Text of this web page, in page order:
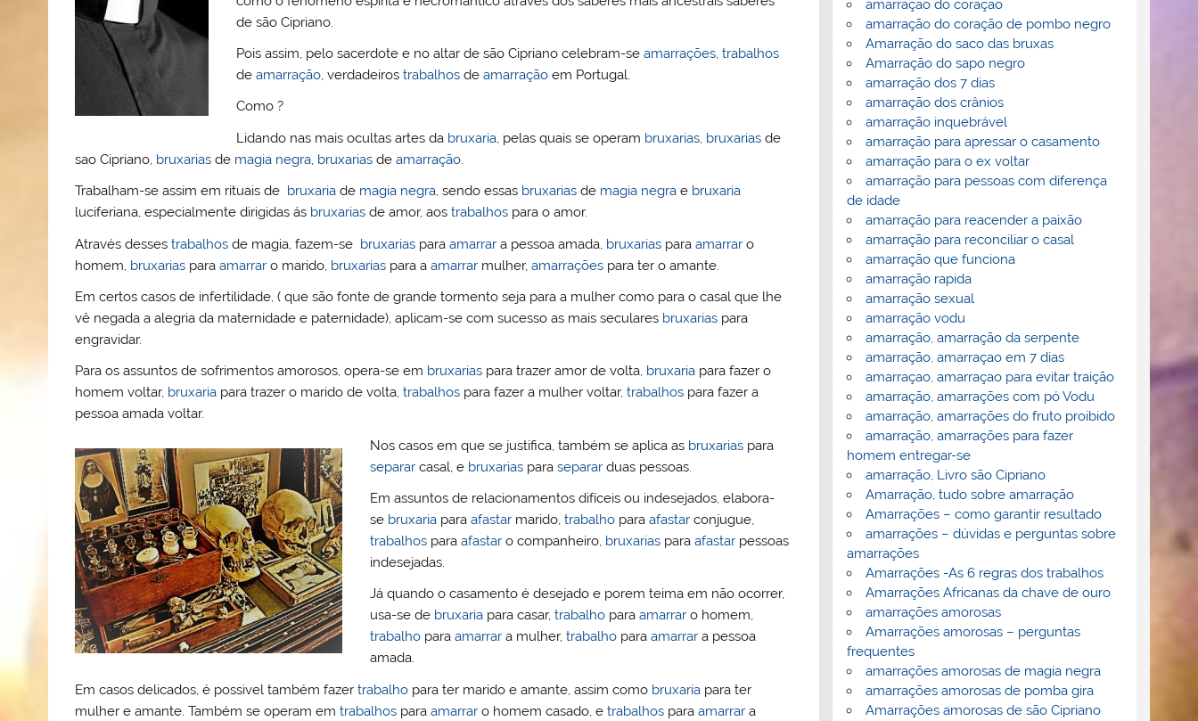
o
M
ai
st A
p
p
e
ss
k.
c
o
n
de são Cipriano.
Pois assim, pelo sacerdote e no altar de são Cipriano celebram-se amarrações, trabalhos
de amarração, verdadeiros trabalhosde amarraçãoem Portugal.
Como ?
Lidando nas mais ocultas artes da bruxaria, pelas quais se operam bruxarias, bruxariasde
sao Cipriano, bruxarias de magia negra, bruxarias deamarração.
Trabalham-se assim em rituais de bruxaria de magia negra, sendo essas bruxarias de magia negra e bruxaria
luciferiana, especialmente dirigidas ás bruxarias de amor, aostrabalhos para o amor.
Através dessestrabalhos de magia, fazem-se bruxarias paraamarrar a pessoa amada, bruxarias paraamarrar o
homem, bruxarias paraamarrar o marido, bruxarias para aamarrar mulher,amarrações para ter o amante.
Em certos casos de infertilidade, ( que são fonte de grande tormento seja para a mulher como para o casal que lhe
vê negada a alegria da maternidade e paternidade), aplicam-se com sucesso as mais seculares bruxarias para
engravidar.
Para os assuntos de sofrimentos amorosos, opera-se em bruxarias para trazer amor de volta, bruxaria para fazer o
homem voltar, bruxaria para trazer o marido de volta,trabalhos para fazer a mulher voltar,trabalhos para fazer a
pessoa amada voltar.
Nos casos em que se justifica, também se aplica as bruxariaspara
separarcasal, e bruxariaspara separarduas pessoas.
Em assuntos de relacionamentos difíceis ou indesejados, elabora-
se bruxariapara afastarmarido, trabalhopara afastarconjugue,
trabalhospara afastaro companheiro, bruxariaspara afastarpessoas
indesejadas.
Já quando o casamento é desejado e porem teima em não ocorrer,
usa-se de bruxariapara casar, trabalhopara amarraro homem,
trabalhopara amarrara mulher, trabalhopara amarrara pessoa
amada.
Em casos delicados, é possivel também fazertrabalho para ter marido e amante, assim como bruxaria para ter
mulher e amante. Também se operam emtrabalhos paraamarrar o homem casado, etrabalhos paraamarrar a
amarração do coração
amarração do coração de pombo negro
Amarração do saco das bruxas
Amarração do sapo negro
amarração dos 7 dias
amarração dos crânios
amarração inquebrável
amarração para apressar o casamento
amarração para o ex voltar
amarração para pessoas com diferença
de idade
amarração para reacender a paixão
amarração para reconciliar o casal
amarração que funciona
amarração rapida
amarração sexual
amarração vodu
amarração, amarração da serpente
amarração, amarraçao em 7 dias
amarraçao, amarraçao para evitar traição
amarração, amarrações com pó Vodu
amarração, amarrações do fruto proibido
amarração, amarrações para fazer
homem entregar-se
amarração, Livro são Cipriano
Amarração, tudo sobre amarração
Amarrações – como garantir resultado
amarrações – dúvidas e perguntas sobre
amarrações
Amarrações -As 6 regras dos trabalhos
Amarrações Africanas da chave de ouro
amarrações amorosas
Amarrações amorosas – perguntas
frequentes
amarrações amorosas de magia negra
amarrações amorosas de pomba gira
Amarrações amorosas de são Cipriano